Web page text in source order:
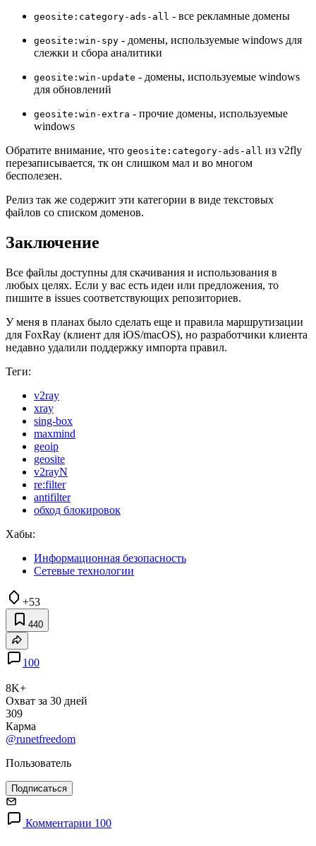
geosite:category-ads-all - все рекламные домены
geosite:win-spy - домены, используемые windows для
слежки и сбора аналитики
geosite:win-update - домены, используемые windows
для обновлений
geosite:win-extra - прочие домены, используемые
windows
Обратите внимание, что geosite:category-ads-all из v2fly
перезаписывается, тк он слишком мал и во многом
бесполезен.
Релиз так же содержит эти категории в виде текстовых
файлов со списком доменов.
Заключение
Все файлы доступны для скачивания и использования в
любых целях. Если у вас есть идеи или предложения, то
пишите в issues соответствующих репозиториев.
У меня в планах было сделать еще и правила маршрутизации
для FoxRay (клиент для iOS/macOS), но разработчики клиента
недавно удалили поддержку импорта правил.
Теги:
v2ray
xray
sing-box
maxmind
geoip
geosite
v2rayN
re:filter
antifilter
обход блокировок
Хабы:
Информационная безопасность
Сетевые технологии
+53
440
100
8K+
Охват за 30 дней
309
Карма
@runetfreedom
Пользователь
Подписаться
Комментарии 100